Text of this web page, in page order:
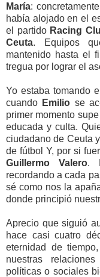
María:
había alojado en el
el partido Racing
Ceuta. Equipos
mantenido hasta el
tregua por lograr el
Yo estaba tomando
cuando Emilio se
primer momento
educada y culta.
ciudadano de Ceuta
de fútbol Y, por si
Guillermo Valero.
recordando a cada
sé como nos la
donde principió
Aprecio que siguió
hace casi cuatro
eternidad de
nuestras
políticas o sociales